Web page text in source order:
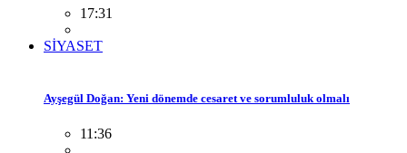
17:31
SİYASET
Ayşegül Doğan: Yeni dönemde cesaret ve sorumluluk olmalı
11:36